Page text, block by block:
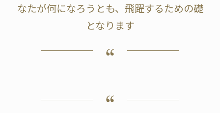
なたが何になろうとも、飛躍するための礎
となります